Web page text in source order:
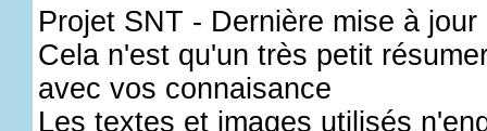
Projet SNT - Dernière mise à jour
Cela n'est qu'un très petit
avec vos connaisance
Les textes et images utilisés